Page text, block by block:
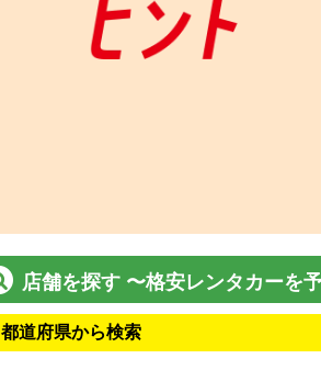
店舗を探す 〜格安レンタカーを
都道府県から検索